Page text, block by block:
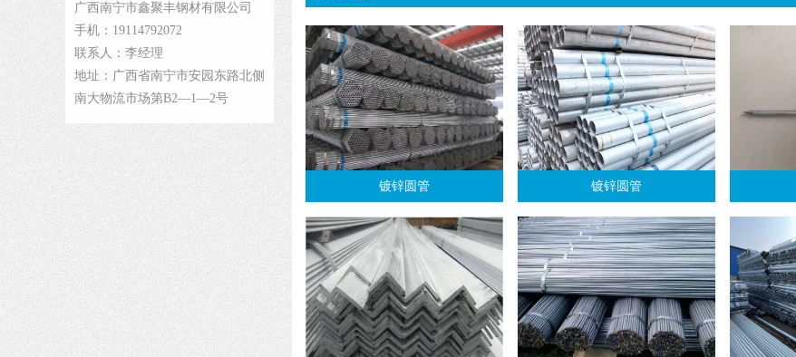
广西南宁市鑫聚丰钢材有限公司
手机：19114792072
联系人：李经理
地址：广西省南宁市安园东路北侧
南大物流市场第B2—1—2号
镀锌圆管 镀锌圆管